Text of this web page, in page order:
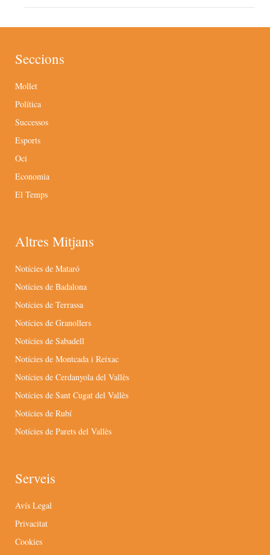
Seccions
Mollet
Política
Successos
Esports
Oci
Economia
El Temps
Altres Mitjans
Notícies de Mataró
Notícies de Badalona
Notícies de Terrassa
Notícies de Granollers
Notícies de Sabadell
Notícies de Montcada i Reixac
Notícies de Cerdanyola del Vallès
Notícies de Sant Cugat del Vallès
Notícies de Rubí
Notícies de Parets del Vallès
Serveis
Avís Legal
Privacitat
Cookies